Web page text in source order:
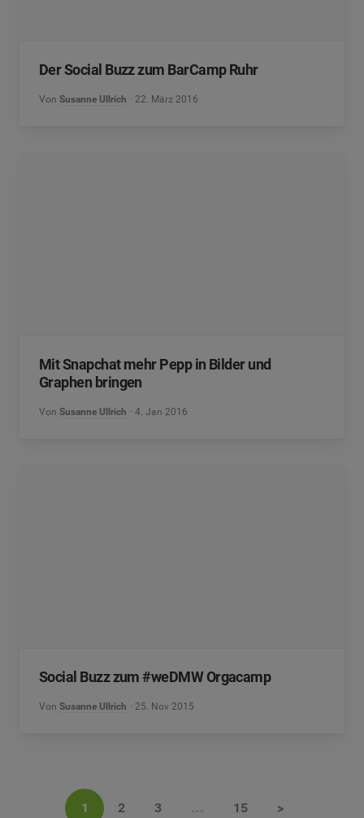
Der Social Buzz zum BarCamp Ruhr
Von Susanne Ullrich 22. März 2016
Mit Snapchat mehr Pepp in Bilder und
Graphen bringen
Von Susanne Ullrich 4. Jan 2016
Social Buzz zum #weDMW Orgacamp
Von Susanne Ullrich 25. Nov 2015
1 2 3 … 15 >